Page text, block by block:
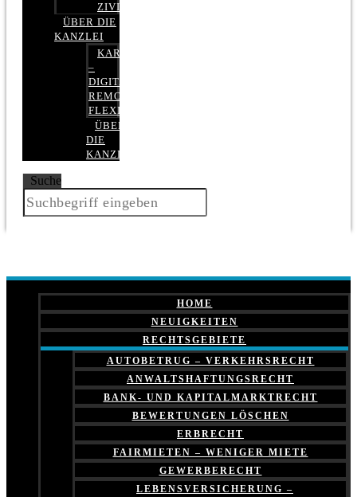
ZIVILRECHT
ÜBER DIE
KANZLEI
KARRIERE
–
DIGITAL,
REMOTE,
FLEXIBEL
ÜBER
DIE
KANZLEI
Suche
HOME
NEUIGKEITEN
RECHTSGEBIETE
AUTOBETRUG – VERKEHRSRECHT
ANWALTSHAFTUNGSRECHT
BANK- UND KAPITALMARKTRECHT
BEWERTUNGEN LÖSCHEN
ERBRECHT
FAIRMIETEN – WENIGER MIETE
GEWERBERECHT
LEBENSVERSICHERUNG –